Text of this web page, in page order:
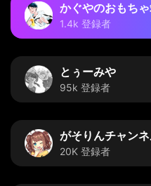
かぐやのおもち
1.4k 登録者
とぅーみや
95k 登録者
がそりんチャン
20K 登録者